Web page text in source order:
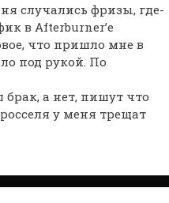
случались фризы, где-
в Afterburner’е
что пришло мне в
под рукой. По
брак, а нет, пишут что
у меня трещат